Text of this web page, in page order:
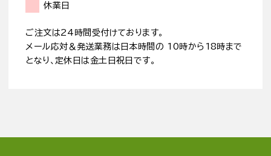
休業日
ご注文は24時間受付けております。
メール応対＆発送業務は日本時間の 10時から18時まで
となり、定休日は金土日祝日です。